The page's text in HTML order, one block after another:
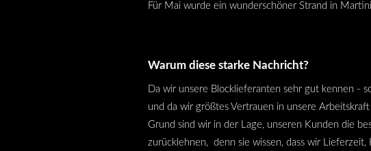
Für Mai wurde ein wunderschöner Strand in
Warum diese starke Nachricht?
Da wir unsere Blocklieferanten sehr gut kennen -
und da wir größtes Vertrauen in unsere
Grund sind wir in der Lage, unseren Kunden die
zurücklehnen, denn sie wissen, dass wir